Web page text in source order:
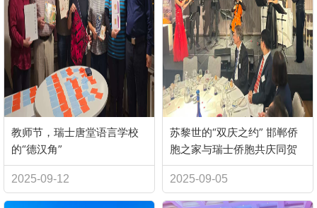
教师节，瑞士唐堂语言学校
的“德汉角”
2025-09-12
苏黎世的“双庆之约” 邯郸侨
胞之家与瑞士侨胞共庆同贺
2025-09-05